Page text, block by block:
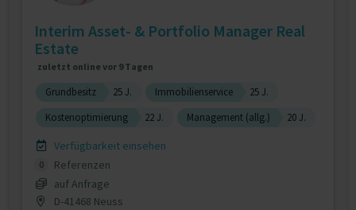
Interim Asset- & Portfolio Manager Real
Estate
zuletzt online vor 9 Tagen
Grundbesitz 25 J. Immobilienservice
25 J.
Kostenoptimierung
22 J. Management (allg.) 20 J.
Verfügbarkeit einsehen
0
Referenzen
auf Anfrage
D-41468 Neuss